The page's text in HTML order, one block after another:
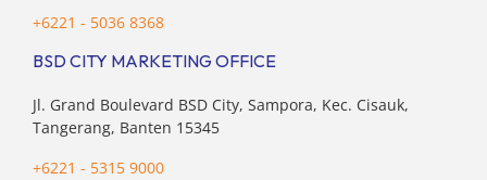
+6221 - 5036 8368
BSD CITY MARKETING OFFICE
Jl. Grand Boulevard BSD City, Sampora, Kec. Cisauk,
Tangerang, Banten 15345
+6221 - 5315 9000